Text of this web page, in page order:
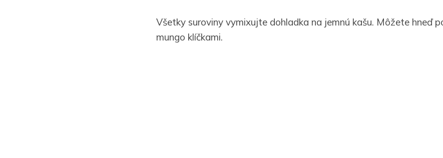
Všetky suroviny vymixujte dohladka na jemnú kašu. Môžete hneď
mungo klíčkami.